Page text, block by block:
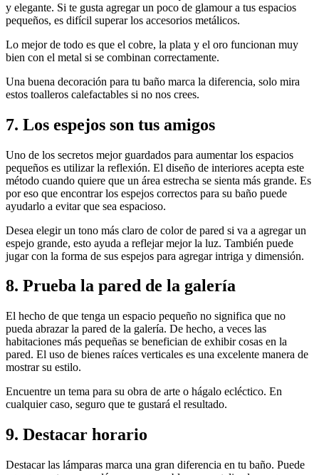
y elegante. Si te gusta agregar un poco de glamour a tus espacios
pequeños, es difícil superar los accesorios metálicos.
Lo mejor de todo es que el cobre, la plata y el oro funcionan muy
bien con el metal si se combinan correctamente.
Una buena decoración para tu baño marca la diferencia, solo mira
estos toalleros calefactables si no nos crees.
7. Los espejos son tus amigos
Uno de los secretos mejor guardados para aumentar los espacios
pequeños es utilizar la reflexión. El diseño de interiores acepta este
método cuando quiere que un área estrecha se sienta más grande. Es
por eso que encontrar los espejos correctos para su baño puede
ayudarlo a evitar que sea espacioso.
Desea elegir un tono más claro de color de pared si va a agregar un
espejo grande, esto ayuda a reflejar mejor la luz. También puede
jugar con la forma de sus espejos para agregar intriga y dimensión.
8. Prueba la pared de la galería
El hecho de que tenga un espacio pequeño no significa que no
pueda abrazar la pared de la galería. De hecho, a veces las
habitaciones más pequeñas se benefician de exhibir cosas en la
pared. El uso de bienes raíces verticales es una excelente manera de
mostrar su estilo.
Encuentre un tema para su obra de arte o hágalo ecléctico. En
cualquier caso, seguro que te gustará el resultado.
9. Destacar horario
Destacar las lámparas marca una gran diferencia en tu baño. Puede